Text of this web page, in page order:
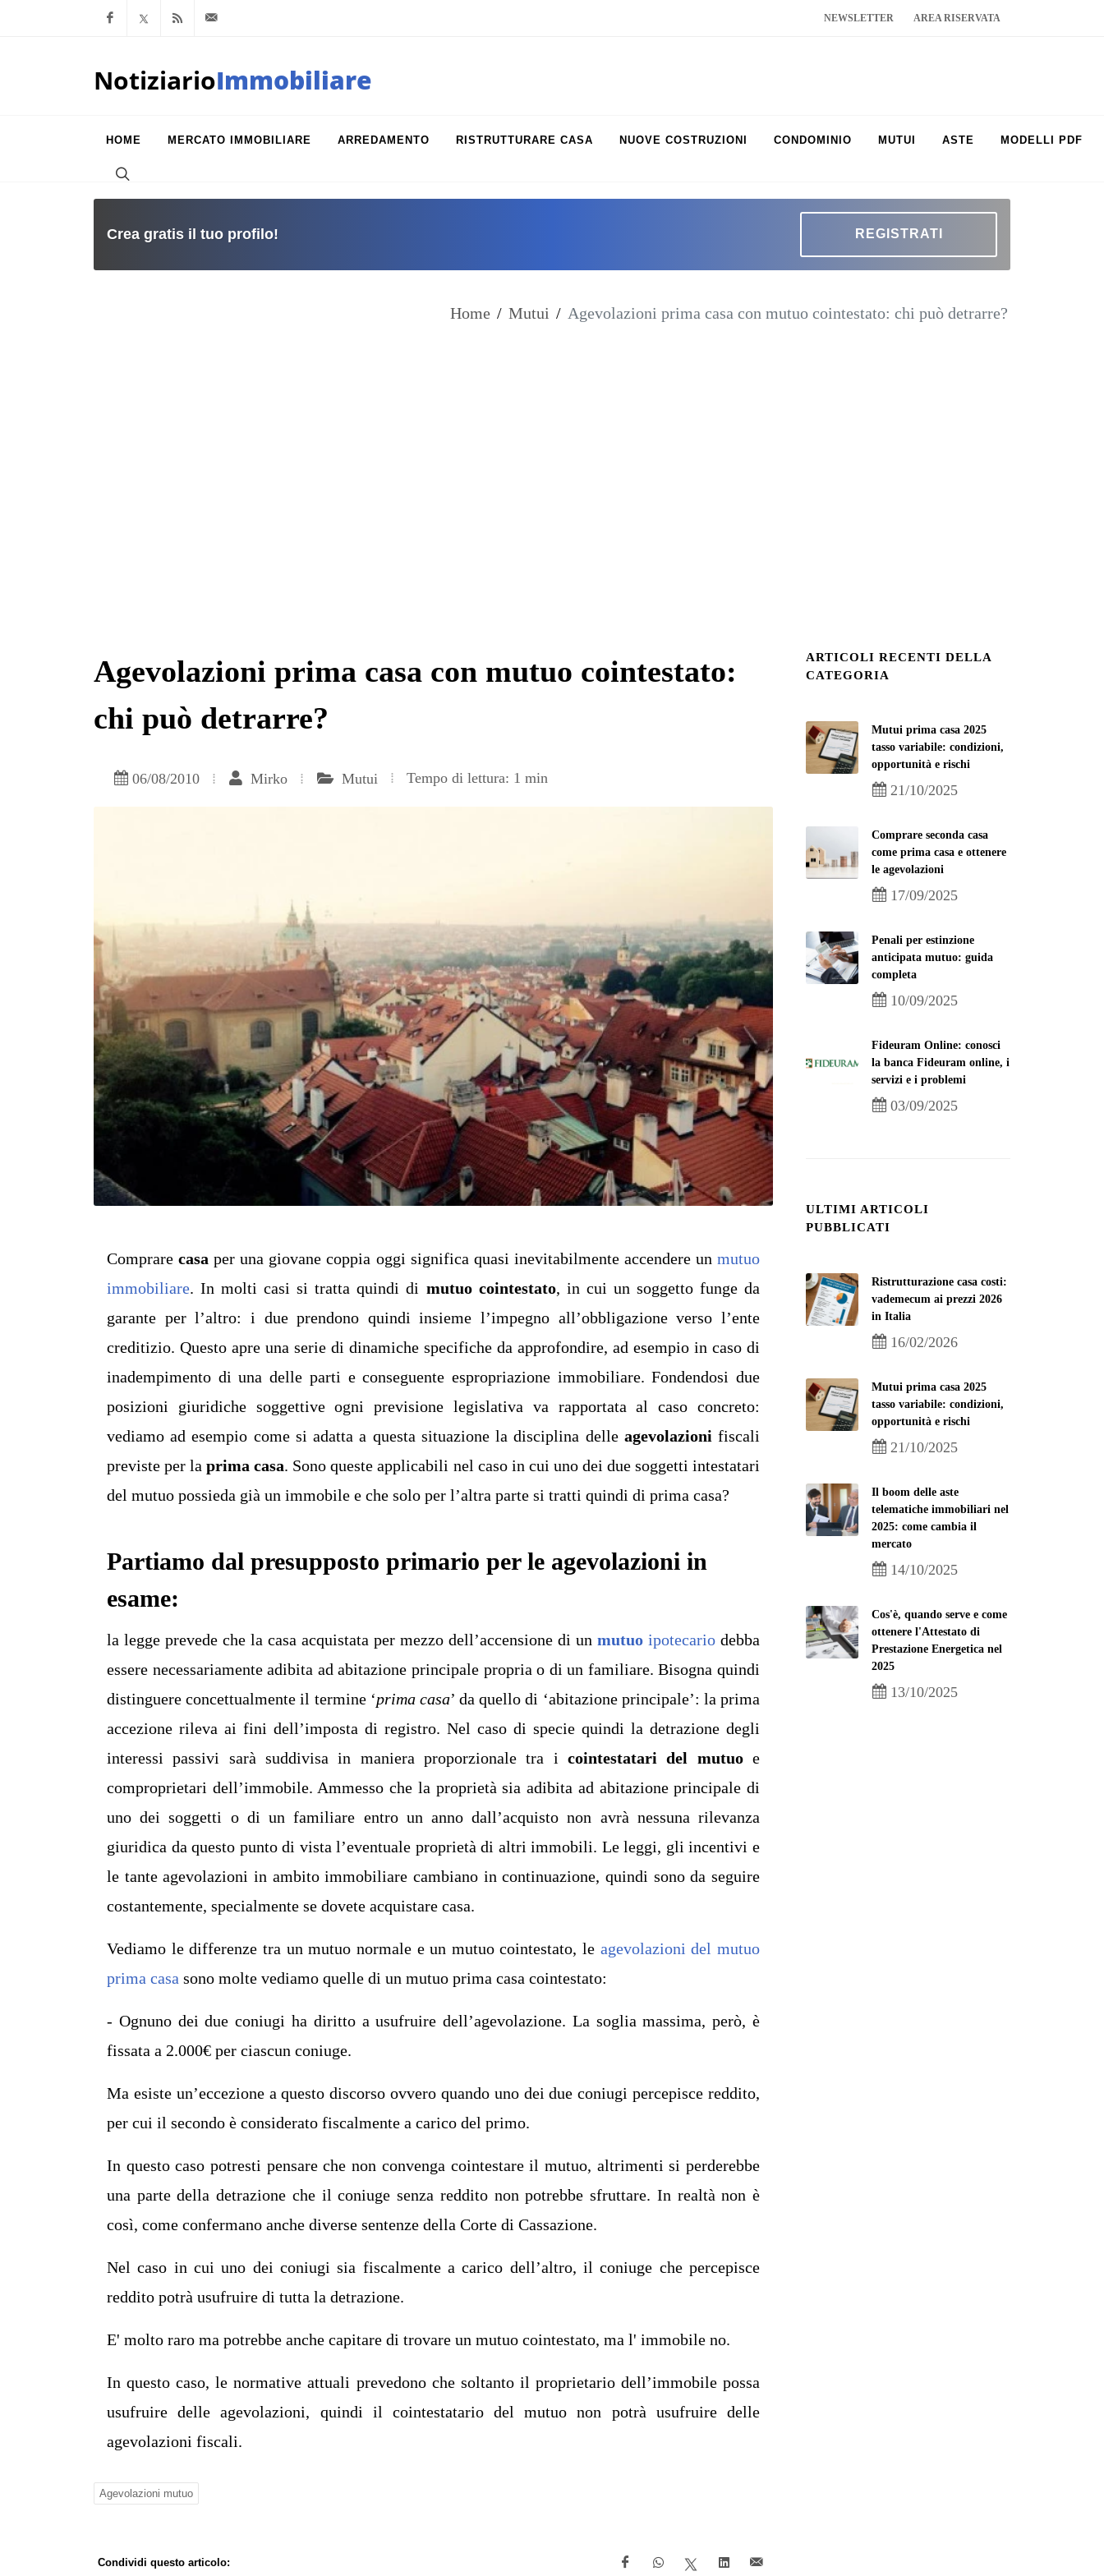
Facebook
x.com Feed RSS NEWSLETTER AREA RISERVATA
NotiziarioImmobiliare
HOME MERCATO IMMOBILIARE ARREDAMENTO RISTRUTTURARE CASA NUOVE COSTRUZIONI CONDOMINIO MUTUI ASTE MODELLI PDF
Crea gratis il tuo profilo! REGISTRATI
Home / Mutui / Agevolazioni prima casa con mutuo cointestato: chi può detrarre?
Agevolazioni prima casa con mutuo cointestato:
chi può detrarre?
06/08/2010 Mirko Mutui Tempo di lettura: 1 min
Comprarecasa per una giovane coppia oggi significa quasi inevitabilmente accendere unmutuo
immobiliare. In molti casi si tratta quindi di mutuo cointestato, in cui un soggetto funge da
garante per l’altro: i due prendono quindi insieme l’impegno all’obbligazione verso l’ente
creditizio. Questo apre una serie di dinamiche specifiche da approfondire, ad esempio in caso di
inadempimento di una delle parti e conseguente espropriazione immobiliare. Fondendosi due
posizioni giuridiche soggettive ogni previsione legislativa va rapportata al caso concreto:
vediamo ad esempio come si adatta a questa situazione la disciplina delle agevolazionifiscali
previste per laprima casa. Sono queste applicabili nel caso in cui uno dei due soggetti intestatari
del mutuo possieda già un immobile e che solo per l’altra parte si tratti quindi di prima casa?
Partiamo dal presupposto primario per le agevolazioni in
esame:
la legge prevede che la casa acquistata per mezzo dell’accensione di un mutuo ipotecario debba
essere necessariamente adibita ad abitazione principale propria o di un familiare. Bisogna quindi
distinguere concettualmente il termine ‘prima casa’ da quello di ‘abitazione principale’: la prima
accezione rileva ai fini dell’imposta di registro. Nel caso di specie quindi la detrazione degli
interessi passivi sarà suddivisa in maniera proporzionale tra i cointestatari del mutuoe
comproprietari dell’immobile. Ammesso che la proprietà sia adibita ad abitazione principale di
uno dei soggetti o di un familiare entro un anno dall’acquisto non avrà nessuna rilevanza
giuridica da questo punto di vista l’eventuale proprietà di altri immobili. Le leggi, gli incentivi e
le tante agevolazioni in ambito immobiliare cambiano in continuazione, quindi sono da seguire
costantemente, specialmente se dovete acquistare casa.
Vediamo le differenze tra un mutuo normale e un mutuo cointestato, le agevolazioni del mutuo
prima casa sono molte vediamo quelle di un mutuo prima casa cointestato:
- Ognuno dei due coniugi ha diritto a usufruire dell’agevolazione. La soglia massima, però, è
fissata a 2.000€ per ciascun coniuge.
Ma esiste un’eccezione a questo discorso ovvero quando uno dei due coniugi percepisce reddito,
per cui il secondo è considerato fiscalmente a carico del primo.
In questo caso potresti pensare che non convenga cointestare il mutuo, altrimenti si perderebbe
una parte della detrazione che il coniuge senza reddito non potrebbe sfruttare. In realtà non è
così, come confermano anche diverse sentenze della Corte di Cassazione.
Nel caso in cui uno dei coniugi sia fiscalmente a carico dell’altro, il coniuge che percepisce
reddito potrà usufruire di tutta la detrazione.
E' molto raro ma potrebbe anche capitare di trovare un mutuo cointestato, ma l' immobile no.
In questo caso, le normative attuali prevedono che soltanto il proprietario dell’immobile possa
usufruire delle agevolazioni, quindi il cointestatario del mutuo non potrà usufruire delle
agevolazioni fiscali.
Agevolazioni mutuo
Condividi questo articolo:
ARTICOLI RECENTI DELLA
CATEGORIA
Mutui prima casa 2025
tasso variabile: condizioni,
opportunità e rischi
21/10/2025
Comprare seconda casa
come prima casa e ottenere
le agevolazioni
17/09/2025
Penali per estinzione
anticipata mutuo: guida
completa
10/09/2025
Fideuram Online: conosci
la banca Fideuram online, i
servizi e i problemi
03/09/2025
ULTIMI ARTICOLI
PUBBLICATI
Ristrutturazione casa costi:
vademecum ai prezzi 2026
in Italia
16/02/2026
Mutui prima casa 2025
tasso variabile: condizioni,
opportunità e rischi
21/10/2025
Il boom delle aste
telematiche immobiliari nel
2025: come cambia il
mercato
14/10/2025
Cos'è, quando serve e come
ottenere l'Attestato di
Prestazione Energetica nel
2025
13/10/2025